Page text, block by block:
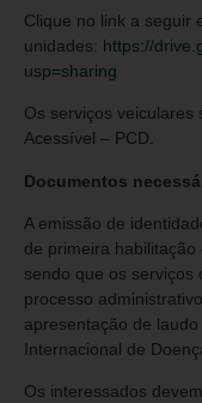
Clique no link a seguir
unidades: https://
usp=sharing
Os serviços veiculares
Acessível – PCD.
Documentos
A emissão de
de primeira
sendo que os serviços
processo
apresentação de
Internacional de
Os interessados